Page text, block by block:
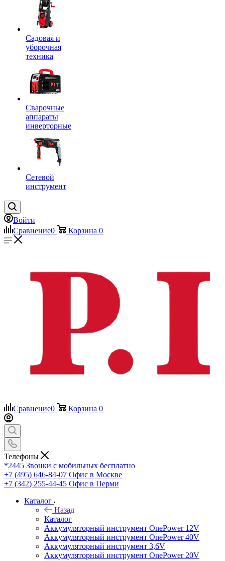
Садовая и
уборочная
техника
Сварочные
аппараты
инверторные
Сетевой
инструмент
Войти
Сравнение0 Корзина 0
Сравнение0 Корзина 0
Телефоны
*2445 Звонки с мобильных бесплатно
+7 (495) 646-84-07 Офис в Москве
+7 (342) 255-44-45 Офис в Перми
Каталог
Назад
Каталог
Аккумуляторный инструмент OnePower 12V
Аккумуляторный инструмент OnePower 40V
Аккумуляторный инструмент 3,6V
Аккумуляторный инструмент OnePower 20V